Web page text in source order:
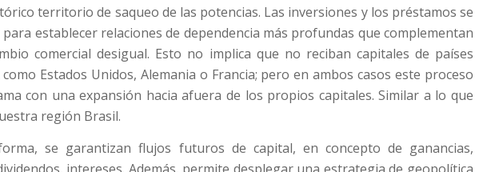
territorio de saqueo de las potencias. Las inversiones y los préstamos se
establecer relaciones de dependencia más profundas que complementan
comercial desigual. Esto no implica que no reciban capitales de países
Estados Unidos, Alemania o Francia; pero en ambos casos este proceso
con una expansión hacia afuera de los propios capitales. Similar a lo que
región Brasil.
se garantizan flujos futuros de capital, en concepto de ganancias,
intereses. Además, permite desplegar una estrategia de geopolítica